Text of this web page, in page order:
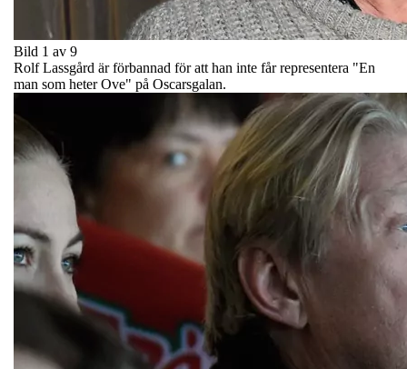
Bild 1 av 9
Rolf Lassgård är förbannad för att han inte får representera "En
man som heter Ove" på Oscarsgalan.